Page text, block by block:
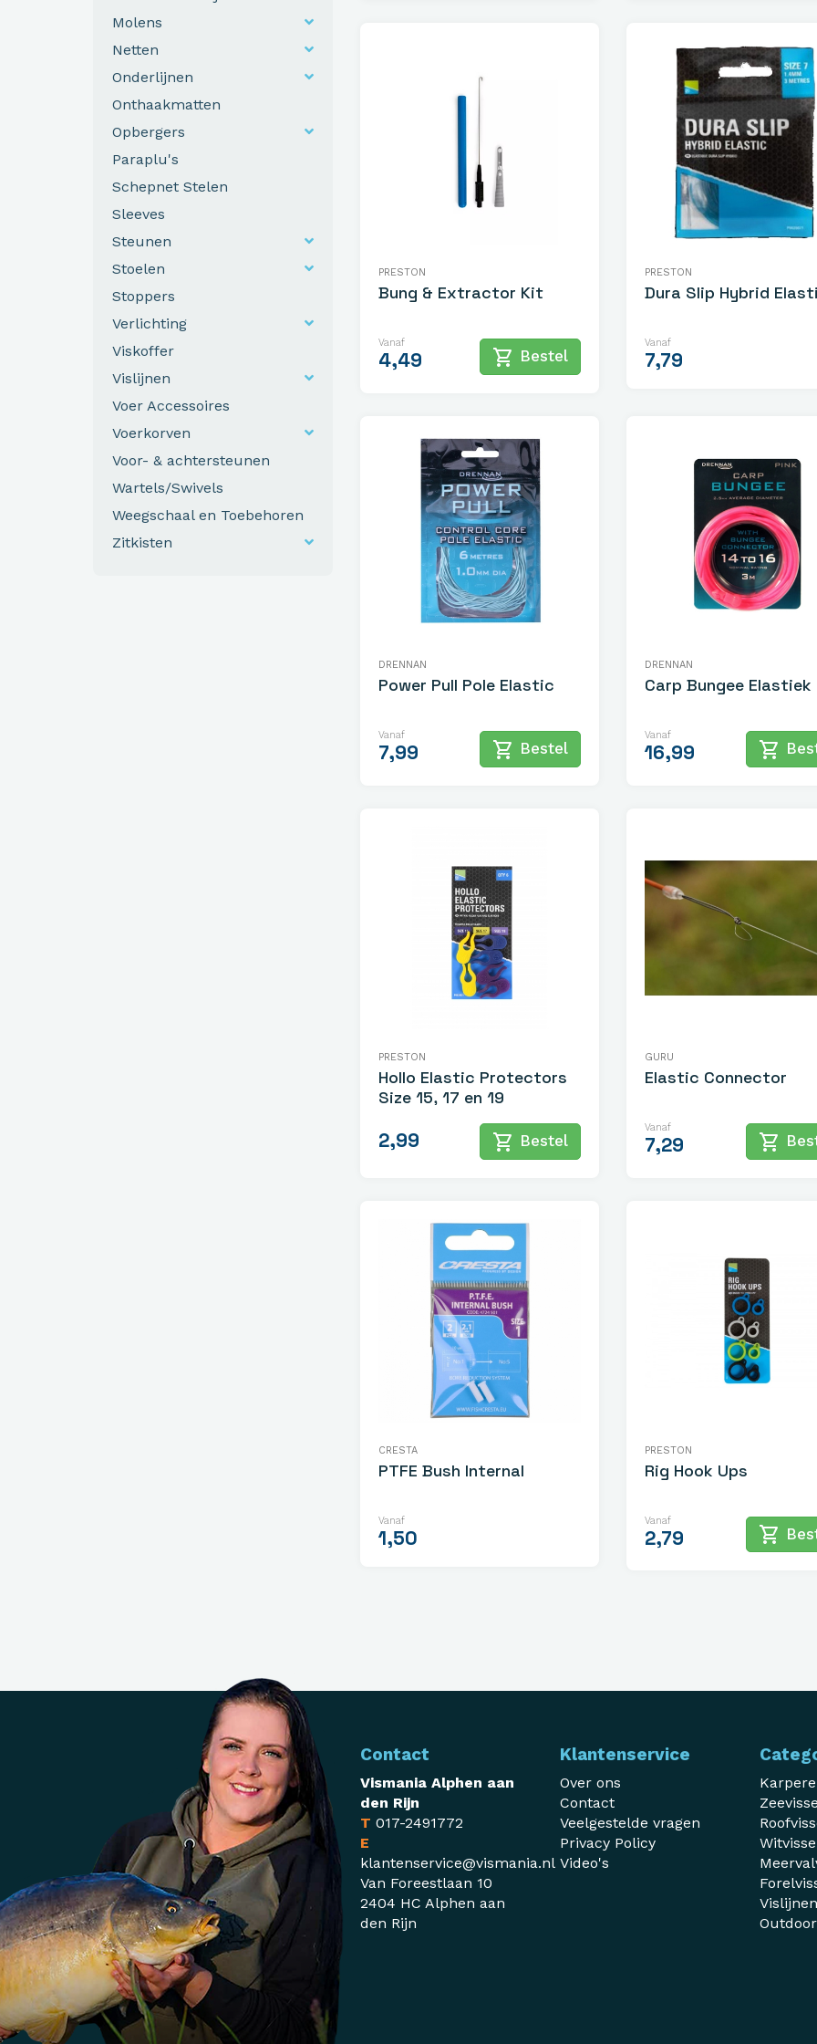
Molens
Netten
Onderlijnen
Onthaakmatten
Opbergers
Paraplu's
Schepnet Stelen
Sleeves
Steunen
Stoelen
Stoppers
Verlichting
Viskoffer
Vislijnen
Voer Accessoires
Voerkorven
Voor- & achtersteunen
Wartels/Swivels
Weegschaal en Toebehoren
Zitkisten
PRESTON
Bung & Extractor Kit
Vanaf
4,49 shopping_cart Bestel
PRESTON
Dura Slip Hybrid
Vanaf
7,79
DRENNAN
Power Pull Pole Elastic
Vanaf
7,99 shopping_cart Bestel
DRENNAN
Carp Bungee Elastiek
Vanaf
16,99 shopping_cart
PRESTON
Hollo Elastic Protectors
Size 15, 17 en 19
2,99 shopping_cart Bestel
GURU
Elastic Connector
Vanaf
7,29 shopping_cart
CRESTA
PTFE Bush Internal
Vanaf
1,50
PRESTON
Rig Hook Ups
Vanaf
2,79 shopping_cart
Contact
Vismania Alphen aan
den Rijn
T 017-2491772
E
klantenservice@vismania.nl
Van Foreestlaan 10
2404 HC Alphen aan
den Rijn
Klantenservice
Over ons
Contact
Veelgestelde vragen
Privacy Policy
Video's
Vislijnen
Outdoor